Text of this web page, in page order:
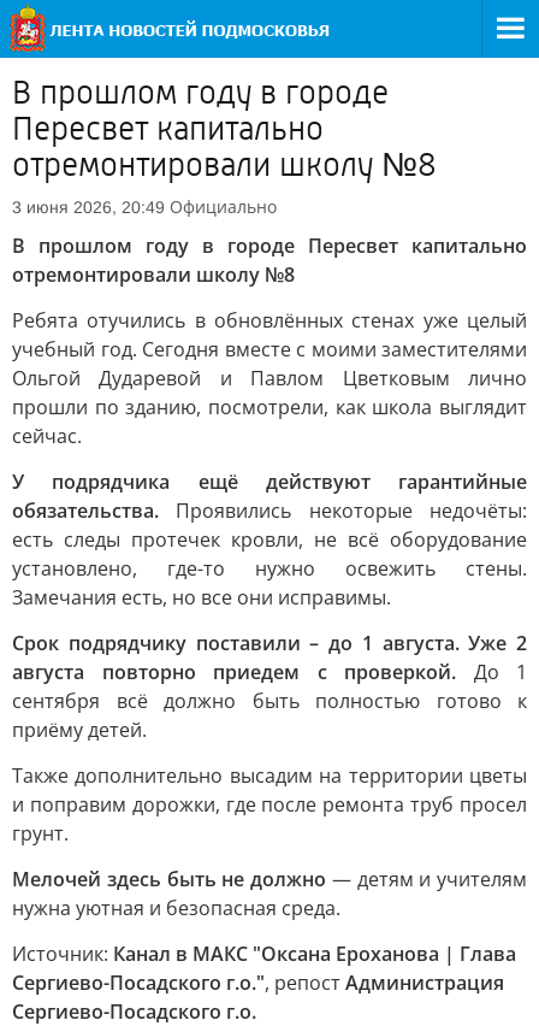
В прошлом году в городе
Пересвет капитально
отремонтировали школу №8
3 июня 2026, 20:49 Официально
В прошлом году в городе Пересвет капитально
отремонтировали школу №8
Ребята отучились в обновлённых стенах уже целый
учебный год. Сегодня вместе с моими заместителями
Ольгой Дударевой и Павлом Цветковым лично
прошли по зданию, посмотрели, как школа выглядит
сейчас.
У подрядчика ещё действуют гарантийные
обязательства. Проявились некоторые недочёты:
есть следы протечек кровли, не всё оборудование
установлено, где-то нужно освежить стены.
Замечания есть, но все они исправимы.
Срок подрядчику поставили – до 1 августа. Уже 2
августа повторно приедем с проверкой. До 1
сентября всё должно быть полностью готово к
приёму детей.
Также дополнительно высадим на территории цветы
и поправим дорожки, где после ремонта труб просел
грунт.
Мелочей здесь быть не должно — детям и учителям
нужна уютная и безопасная среда.
Источник: Канал в МАКС "Оксана Ероханова | Глава
Сергиево-Посадского г.о.", репостАдминистрация
Сергиево-Посадского г.о.